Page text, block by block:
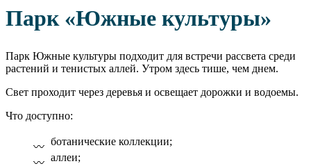
Парк «Южные культуры»
Парк Южные культуры подходит для встречи рассвета среди
растений и тенистых аллей. Утром здесь тише, чем днем.
Свет проходит через деревья и освещает дорожки и водоемы.
Что доступно:
ботанические коллекции;
аллеи;